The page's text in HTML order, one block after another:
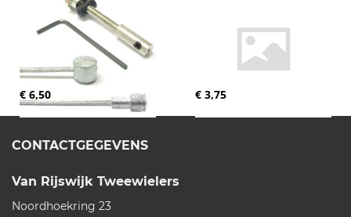
€ 6,50 € 3,75
CONTACTGEGEVENS
Van Rijswijk Tweewielers
Noordhoekring 23